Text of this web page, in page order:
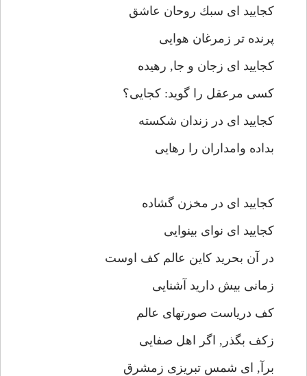
كجاييد اى سبك روحان عاشق
پرنده تر زمرغان هوايى
كجاييد اى زجان و جا, رهيده
كسى مرعقل را گويد: كجايى؟
كجاييد اى در زندان شكسته
بداده وامداران را رهايى
كجاييد اى در مخزن گشاده
كجاييد اى نواى بينوايى
در آن بحريد كاين عالم كف اوست
زمانى بيش داريد آشنايى
كف درياست صورتهاى عالم
زكف بگذر, اگر اهل صفايى
برآ, اى شمس تبريزى زمشرق